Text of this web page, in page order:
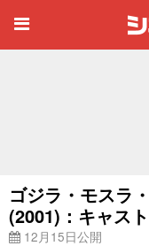
ゴジラ・モスラ
(2001)：キャス
12月15日公開